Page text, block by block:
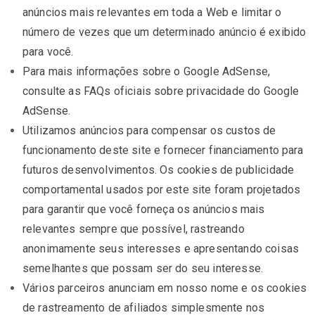
anúncios mais relevantes em toda a Web e limitar o
número de vezes que um determinado anúncio é exibido
para você.
Para mais informações sobre o Google AdSense,
consulte as FAQs oficiais sobre privacidade do Google
AdSense.
Utilizamos anúncios para compensar os custos de
funcionamento deste site e fornecer financiamento para
futuros desenvolvimentos. Os cookies de publicidade
comportamental usados ​​por este site foram projetados
para garantir que você forneça os anúncios mais
relevantes sempre que possível, rastreando
anonimamente seus interesses e apresentando coisas
semelhantes que possam ser do seu interesse.
Vários parceiros anunciam em nosso nome e os cookies
de rastreamento de afiliados simplesmente nos